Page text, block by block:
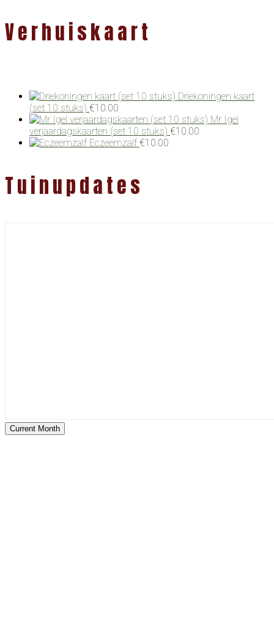
Verhuiskaart
Driekoningen kaart
(set 10 stuks) €10.00
Mr Igel
verjaardagskaarten (set 10 stuks) €10.00
Eczeemzalf €10.00
Tuinupdates
Current Month